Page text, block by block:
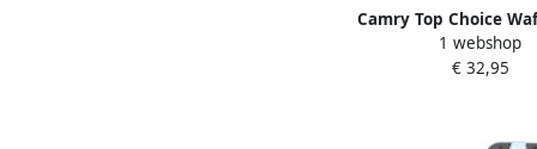
Camry Top Choice
met keramische1 webshop
€ 32,95